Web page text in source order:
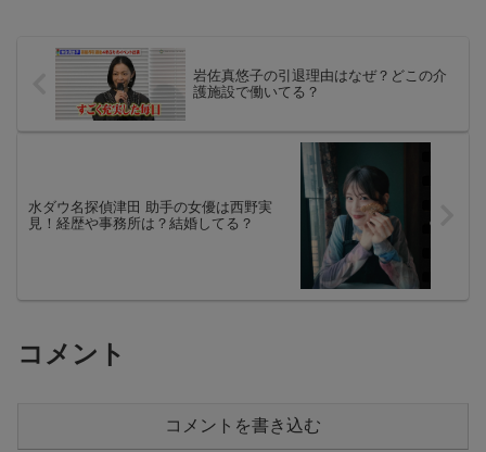
岩佐真悠子の引退理由はなぜ？どこの介
護施設で働いてる？
水ダウ名探偵津田 助手の女優は西野実
見！経歴や事務所は？結婚してる？
コメント
コメントを書き込む